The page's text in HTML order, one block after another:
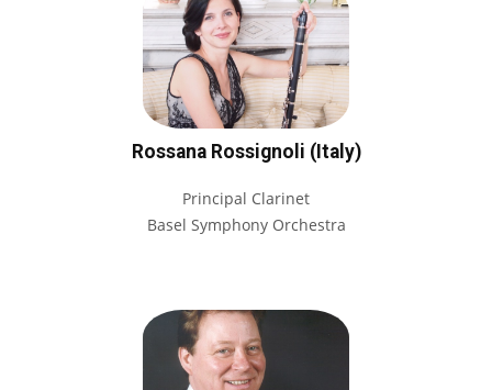
Rossana Rossignoli (Italy)
Principal Clarinet
Basel Symphony Orchestra